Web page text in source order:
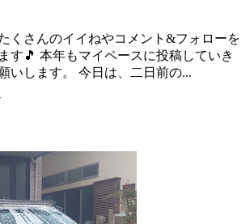
くさんのイイねやコメント&フォローを
す🎵 本年もマイペースに投稿していき
いします。 今日は、二日前の...